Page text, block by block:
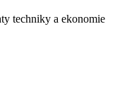
techniky a ekonomie